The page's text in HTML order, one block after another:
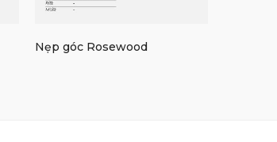
Nẹp góc Rosewood